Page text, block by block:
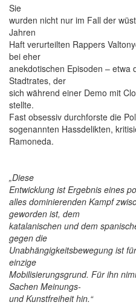
Sie
wurden nicht nur im Fall der
Jahren
Haft verurteilten Rappers
bei eher
anekdotischen Episoden – etwa
Stadtrates, der
sich während einer Demo mit
stellte.
Fast obsessiv durchforste die
sogenannten Hassdelikten,
Ramoneda.
„Diese
Entwicklung ist Ergebnis eines
alles dominierenden Kampf
geworden ist, dem
katalanischen und dem
gegen die
Unabhängigkeitsbewegung ist
einzige
Mobilisierungsgrund. Für ihn
Sachen Meinungs-
und Kunstfreiheit hin.“